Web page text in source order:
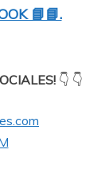
📘📘.
👇 👇